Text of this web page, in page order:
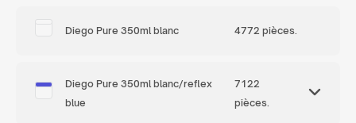
Diego Pure 350ml blanc 4772 pièces.
Diego Pure 350ml blanc/reflex
blue
7122
pièces.